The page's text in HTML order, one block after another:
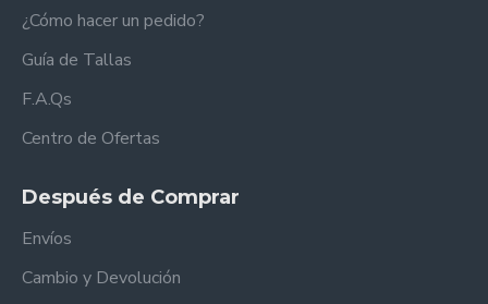
¿Cómo hacer un pedido?
Guía de Tallas
F.A.Qs
Centro de Ofertas
Después de Comprar
Envíos
Cambio y Devolución